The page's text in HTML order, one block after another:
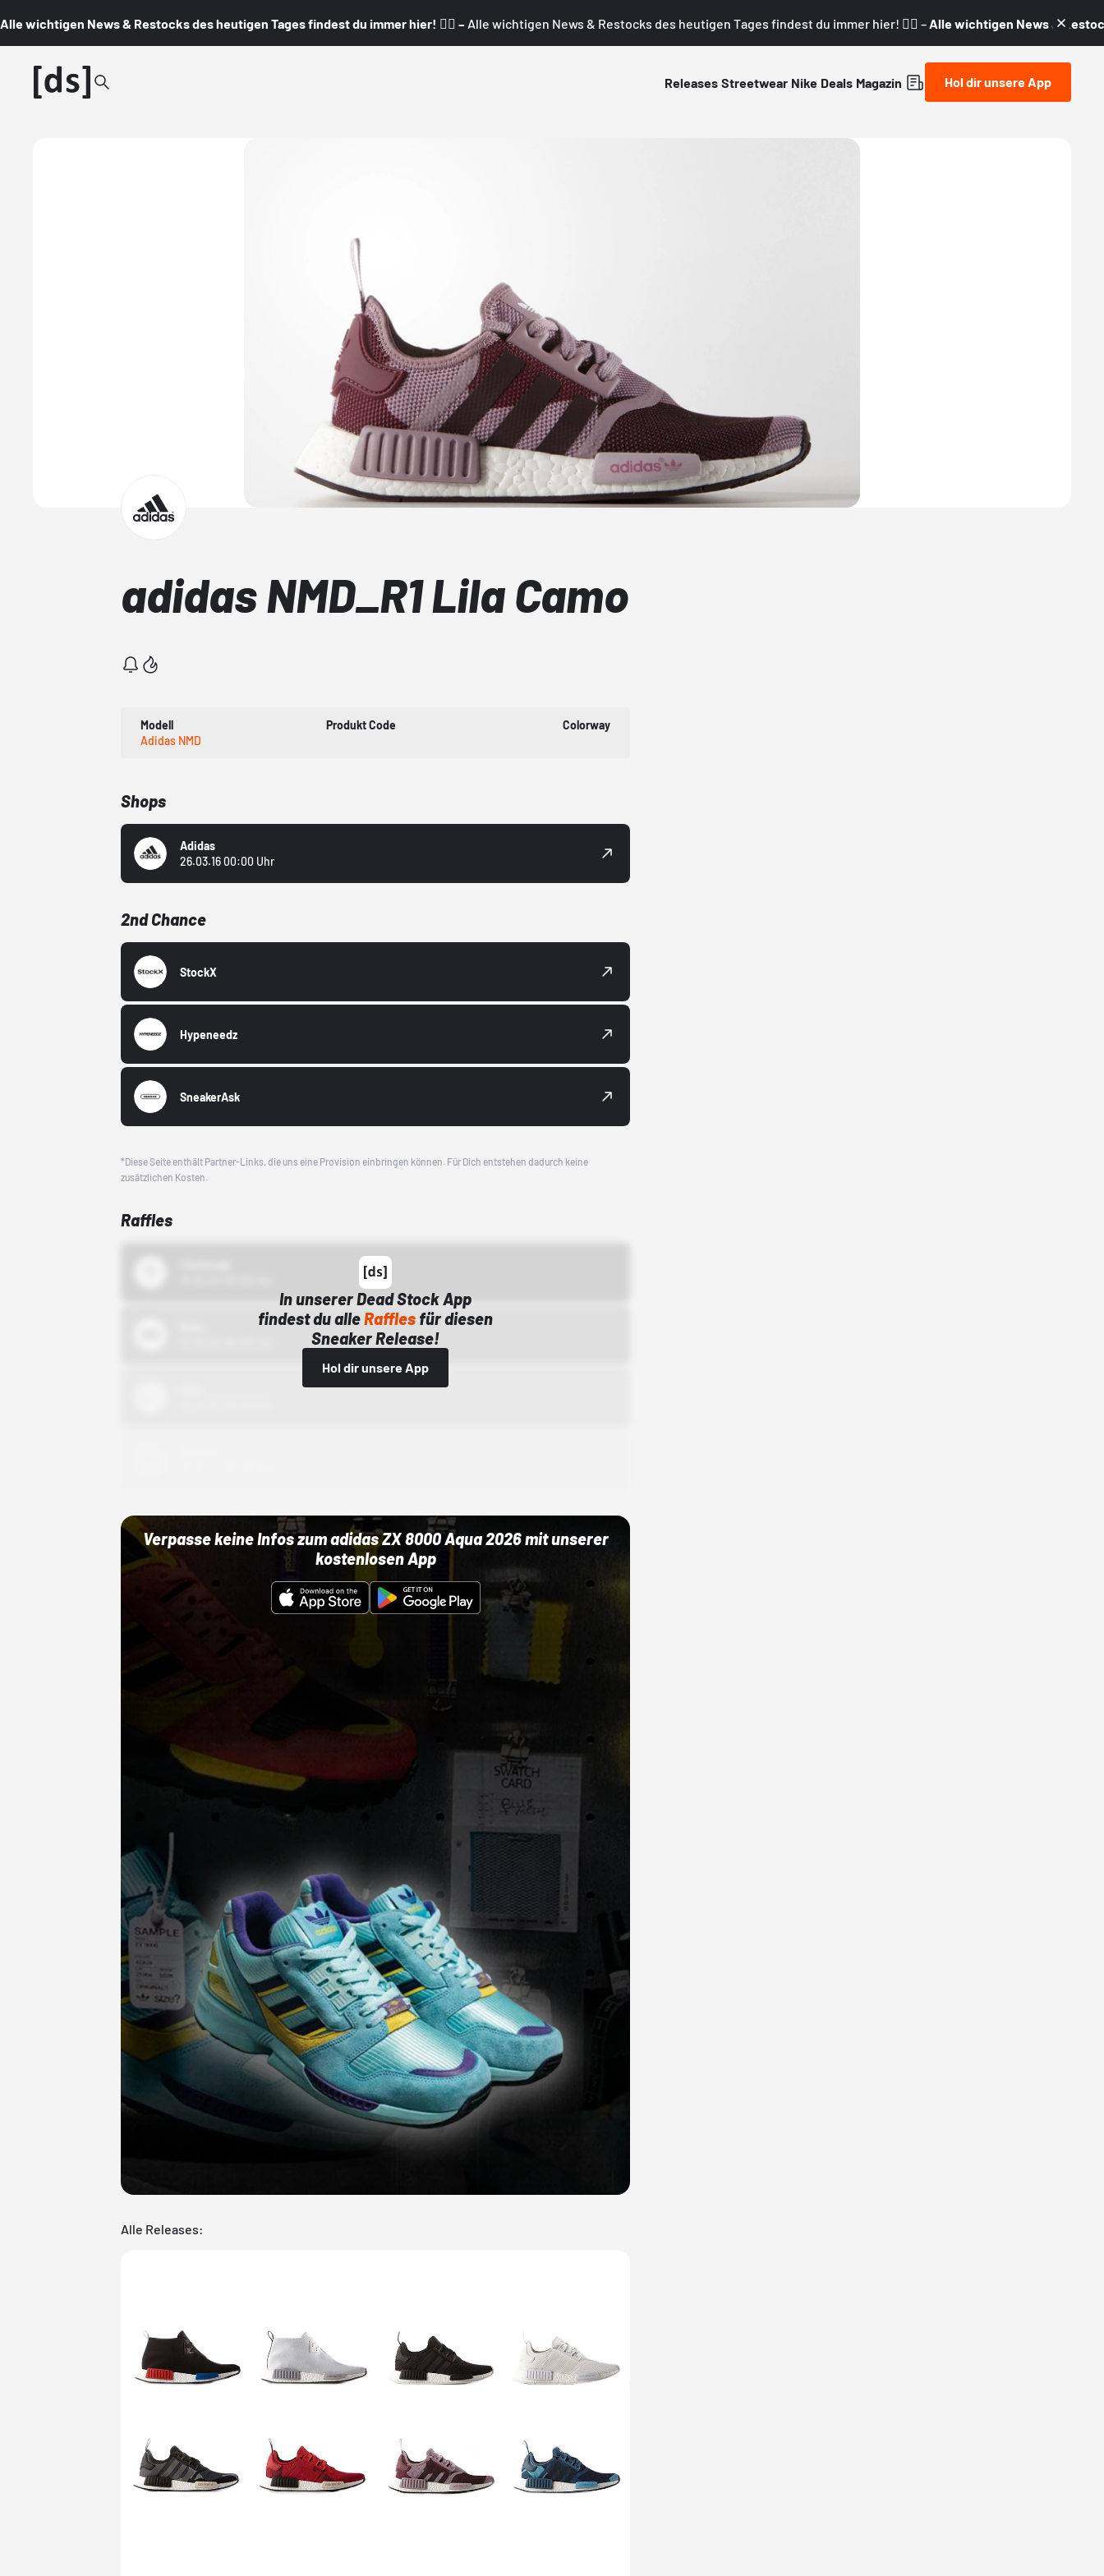
Alle wichtigen News & Restocks des heutigen Tages findest du immer hier! 👇🏼 – Alle wichtigen News & Restocks des heutigen Tages findest du immer hier! 👇🏼 – Alle wichtigen News &
Releases Streetwear Nike Deals Magazin Hol dir unsere App
adidas NMD_R1 Lila Camo
Modell
Adidas NMD
Produkt Code Colorway
Shops
Adidas
26.03.16 00:00 Uhr
2nd Chance
StockX
Hypeneedz
SneakerAsk
*Diese Seite enthält Partner-Links, die uns eine Provision einbringen können. Für Dich entstehen dadurch keine
zusätzlichen Kosten.
Raffles
In unserer Dead Stock App
findest du alleRaffles für diesen
Sneaker Release!
Hol dir unsere App
Verpasse keine Infos zum adidas ZX 8000 Aqua 2026 mit unserer
kostenlosen App
Alle Releases: